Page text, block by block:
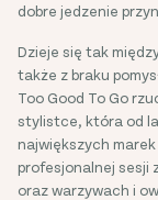
dobre jedzenie
Dzieje się tak
także z braku
Too Good To Go
stylistce, która od
największych
profesjonalnej sesji
oraz warzywach i